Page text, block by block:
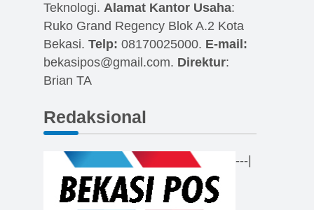
Teknologi. Alamat Kantor Usaha:
Ruko Grand Regency Blok A.2 Kota
Bekasi. Telp: 08170025000. E-mail:
bekasipos@gmail.com. Direktur:
Brian TA
Redaksional
---|